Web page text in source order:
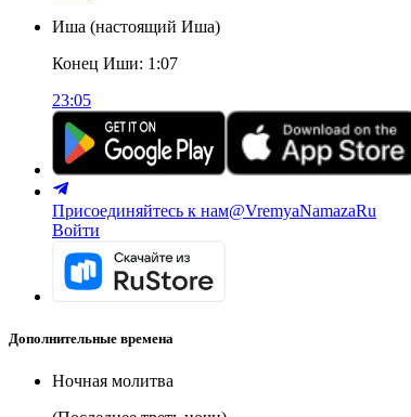
Иша (настоящий Иша)
Конец Иши: 1:07
23:05
Присоединяйтесь к нам@VremyaNamazaRu
Войти
Дополнительные времена
Ночная молитва